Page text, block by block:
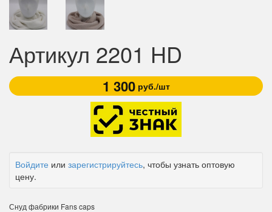
Артикул 2201 HD
1 300руб./шт
Войдите или зарегистрируйтесь, чтобы узнать оптовую
цену.
Снуд фабрики Fans caps